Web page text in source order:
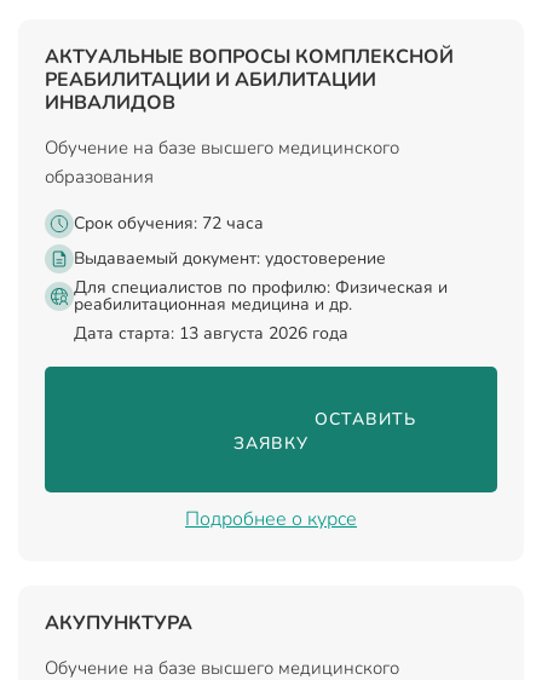
АКТУАЛЬНЫЕ ВОПРОСЫ КОМПЛЕКСНОЙ
РЕАБИЛИТАЦИИ И АБИЛИТАЦИИ
ИНВАЛИДОВ
Обучение на базе высшего медицинского
образования
Срок обучения: 72 часа
Выдаваемый документ: удостоверение
Для специалистов по профилю: Физическая и
реабилитационная медицина и др.
Дата старта: 13 августа 2026 года
                                ОСТАВИТЬ
ЗАЯВКУ
Подробнее о курсе
АКУПУНКТУРА
Обучение на базе высшего медицинского